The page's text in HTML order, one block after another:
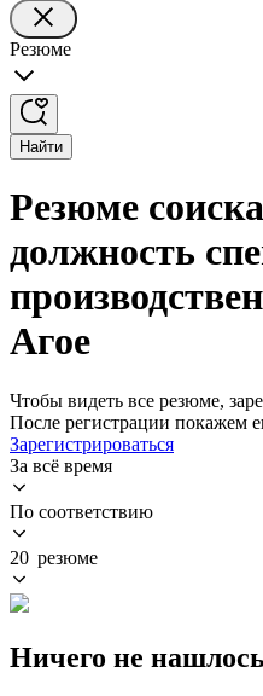
Резюме
Найти
Резюме
должность
Агое
Чтобы видеть все резюме,
После регистрации покажем
Зарегистрироваться
За всё время
По соответствию
20 резюме
Ничего не нашлось